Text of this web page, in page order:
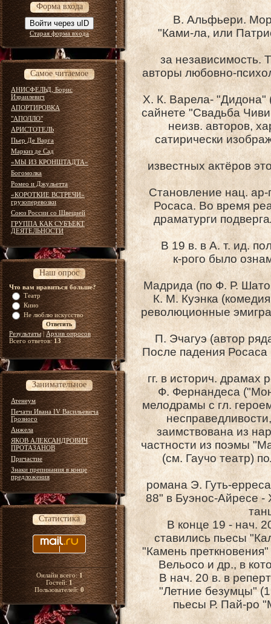
Форма входа
Войти через uID
Старая форма входа
Самое читаемое
АНИСФЕЛЬД, Борис
Израилевич
АПОРТИРОВКА
"АПОЛЛО"
АРИСТОТЕЛЬ
Пьер Де Варга
Маркиз де Сад
«МЫ ИЗ КРОНШТАДТА»
Богомолка
Ромео и Джульетта
«КОРОТКИЕ ВСТРЕЧИ»
грузоперевозки
Союз России со Швецией
ГРУППА КАК СУБЪЕКТ
ДЕЯТЕЛЬНОСТИ
Наш опрос
Что вам нравиться больше?
Театр
Кино
Не люблю искусство
Результаты|Архив опросов
Всего ответов: 13
Занимательное
Атенеум
Печати Ивана IV Васильевича
Грозного
Анжела
ЯКОВ АЛЕКСАНДРОВИЧ
ПРОТАЗАНОВ
Причастие
Знаки препинания в конце
предложения
Статистика
Онлайн всего:1
Гостей:1
Пользователей:0
В. Альфьери.
"Ками-ла, или
за независимость.
авторы любовно-
X. К. Варела- "Дидона"
сайнете "Свадьба
неизв. авторов,
сатирически
известных актёров
Становление нац. ар-
Росаса. Во время
драматурги
В 19 в. в А. т. ид.
к-рого было
Мадрида (по Ф. Р.
К. М. Куэнка
революционные
П. Эчагуэ (автор
После падения Росаса
гг. в историч.
Ф. Фернандеса
мелодрамы с гл.
заимствована из
частности из поэмы
(см. Гаучо театр)
романа Э. Гуть-
88" в Буэнос-Айресе -
В конце 19 - нач.
ставились пьесы
"Камень
Вельосо и др., в
В нач. 20 в. в
"Летние безумцы"
пьесы Р. Пай-ро